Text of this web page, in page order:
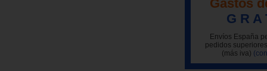
Gastos
G R A
Envíos España
pedidos
(más iva)